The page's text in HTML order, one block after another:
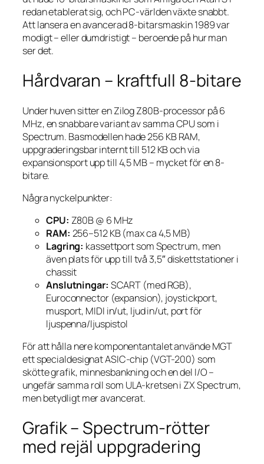
redan etablerat sig, och PC-världen växte snabbt.
Att lansera en avancerad 8-bitarsmaskin 1989 var
modigt – eller dumdristigt – beroende på hur man
ser det.
Hårdvaran – kraftfull 8-bitare
Under huven sitter en Zilog Z80B-processor på 6
MHz, en snabbare variant av samma CPU som i
Spectrum. Basmodellen hade 256 KB RAM,
uppgraderingsbar internt till 512 KB och via
expansionsport upp till 4,5 MB – mycket för en 8-
bitare.
Några nyckelpunkter:
CPU: Z80B @ 6 MHz
RAM: 256–512 KB (max ca 4,5 MB)
Lagring: kassettport som Spectrum, men
även plats för upp till två 3,5″ diskettstationer i
chassit
Anslutningar: SCART (med RGB),
Euroconnector (expansion), joystickport,
musport, MIDI in/ut, ljud in/ut, port för
ljuspenna/ljuspistol
För att hålla nere komponentantalet använde MGT
ett specialdesignat ASIC-chip (VGT-200) som
skötte grafik, minnesbankning och en del I/O –
ungefär samma roll som ULA-kretsen i ZX Spectrum,
men betydligt mer avancerat.
Grafik – Spectrum-rötter
med rejäl uppgradering